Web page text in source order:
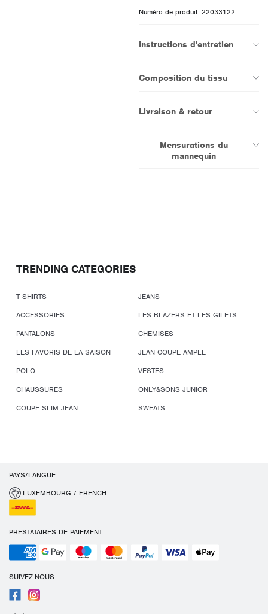
Numéro de produit: 22033122
Instructions d'entretien
Composition du tissu
Livraison & retour
Mensurations du
mannequin
TRENDING CATEGORIES
T-SHIRTS
JEANS
ACCESSORIES
LES BLAZERS ET LES GILETS
PANTALONS
CHEMISES
LES FAVORIS DE LA SAISON
JEAN COUPE AMPLE
POLO
VESTES
CHAUSSURES
ONLY&SONS JUNIOR
COUPE SLIM JEAN
SWEATS
PAYS/LANGUE
LUXEMBOURG / FRENCH
PRESTATAIRES DE PAIEMENT
SUIVEZ-NOUS